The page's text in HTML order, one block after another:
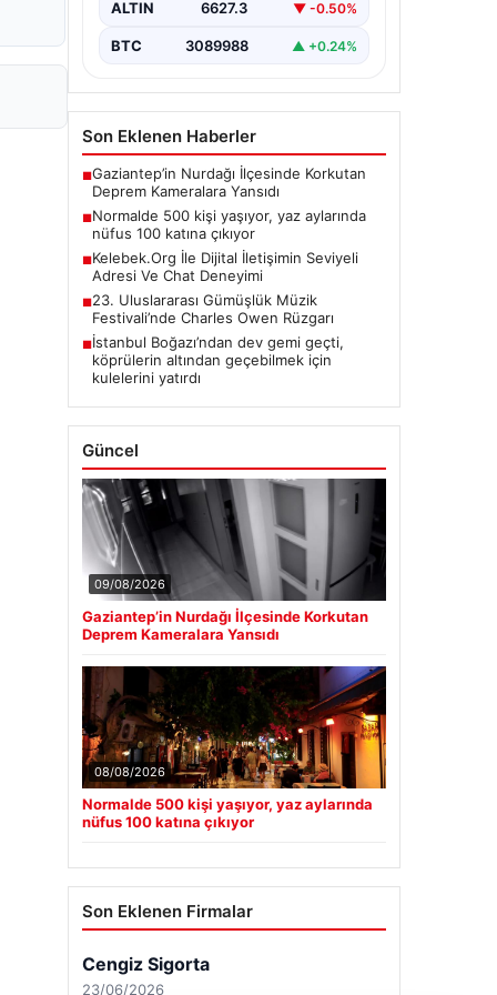
ALTIN 6627.3 ▼ -0.50%
BTC 3089988 ▲ +0.24%
Son Eklenen Haberler
■Gaziantep’in Nurdağı İlçesinde Korkutan
Deprem Kameralara Yansıdı
■Normalde 500 kişi yaşıyor, yaz aylarında
nüfus 100 katına çıkıyor
■Kelebek.Org İle Dijital İletişimin Seviyeli
Adresi Ve Chat Deneyimi
■23. Uluslararası Gümüşlük Müzik
Festivali’nde Charles Owen Rüzgarı
■İstanbul Boğazı’ndan dev gemi geçti,
köprülerin altından geçebilmek için
kulelerini yatırdı
Güncel
09/08/2026
Gaziantep’in Nurdağı İlçesinde Korkutan
Deprem Kameralara Yansıdı
08/08/2026
Normalde 500 kişi yaşıyor, yaz aylarında
nüfus 100 katına çıkıyor
Son Eklenen Firmalar
Cengiz Sigorta
23/06/2026